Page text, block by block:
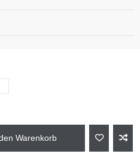
Warenkorb